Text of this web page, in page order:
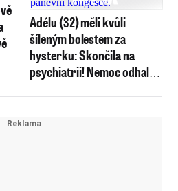
Adélu (32) měli kvůli
šíleným bolestem za
hysterku: Skončila na
psychiatrii! Nemoc odhalila